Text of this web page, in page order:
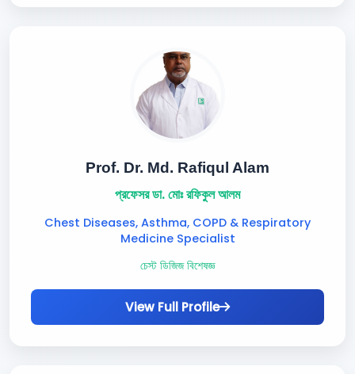
Prof. Dr. Md. Rafiqul Alam
প্রফেসর ডা. মোঃ রফিকুল আলম
Chest Diseases, Asthma, COPD & Respiratory
Medicine Specialist
চেস্ট ডিজিজ বিশেষজ্ঞ
View Full Profile